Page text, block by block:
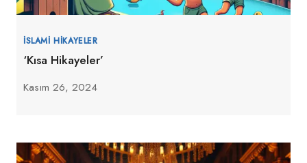
İSLAMI HIKAYELER
‘Kısa Hikayeler’
Kasım 26, 2024